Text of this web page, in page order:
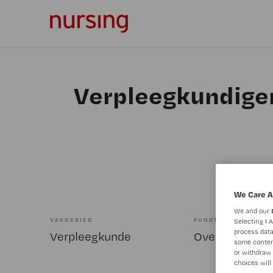
VAKGEBIED
Verpleegkunde
FUNCTIE
We Care
We and our
Selecting I
process
some
or withdraw
choices will